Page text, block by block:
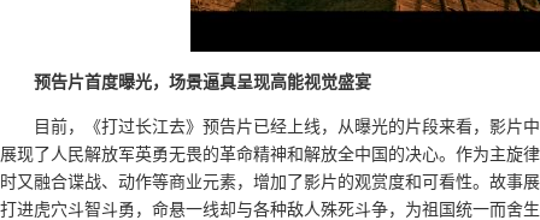
预告片首度曝光，场景逼真呈现高能视觉盛宴
目前，《打过长江去》预告片已经上线，从曝光的片段来看，影片
展现了人民解放军英勇无畏的革命精神和解放全中国的决心。作为主旋
时又融合谍战、动作等商业元素，增加了影片的观赏度和可看性。故事
打进虎穴斗智斗勇，命悬一线却与各种敌人殊死斗争，为祖国统一而舍